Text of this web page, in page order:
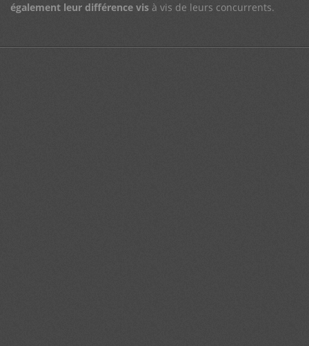
également leur différence vis à vis de leurs concurrents.